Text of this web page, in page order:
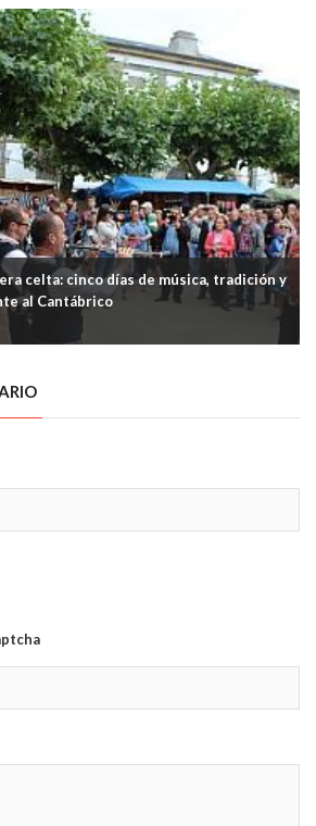
celta: cinco días de música, tradición y
al Cantábrico